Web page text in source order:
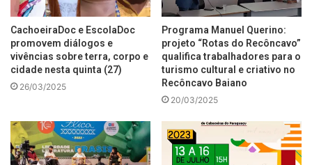
CachoeiraDoc e EscolaDoc
promovem diálogos e
vivências sobre terra, corpo e
cidade nesta quinta (27)
26/03/2025
Programa Manuel Querino:
projeto “Rotas do Recôncavo”
qualifica trabalhadores para o
turismo cultural e criativo no
Recôncavo Baiano
20/03/2025